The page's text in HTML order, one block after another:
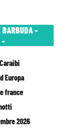
BARBUDA -
-
Caraibi
Europa
france
2026